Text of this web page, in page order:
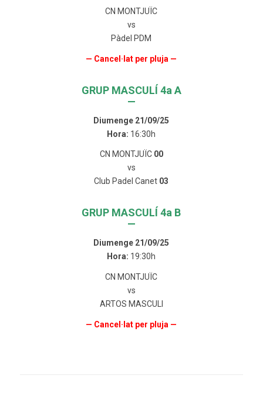
CN MONTJUÏC
vs
Pàdel PDM
— Cancel·lat per pluja —
GRUP MASCULÍ 4a A
—
Diumenge 21/09/25
Hora: 16:30h
CN MONTJUÏC 00
vs
Club Padel Canet 03
GRUP MASCULÍ 4a B
—
Diumenge 21/09/25
Hora: 19:30h
CN MONTJUÏC
vs
ARTOS MASCULI
— Cancel·lat per pluja —